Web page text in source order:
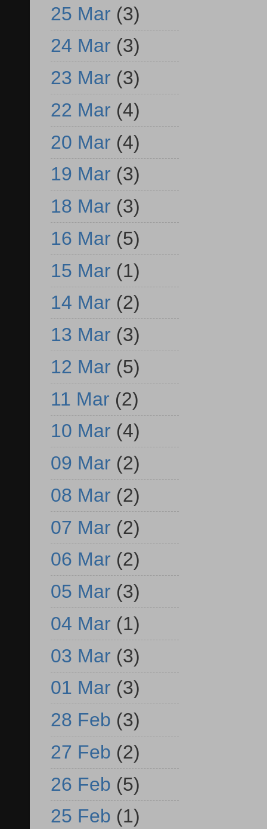
25 Mar (3)
24 Mar (3)
23 Mar (3)
22 Mar (4)
20 Mar (4)
19 Mar (3)
18 Mar (3)
16 Mar (5)
15 Mar (1)
14 Mar (2)
13 Mar (3)
12 Mar (5)
11 Mar (2)
10 Mar (4)
09 Mar (2)
08 Mar (2)
07 Mar (2)
06 Mar (2)
05 Mar (3)
04 Mar (1)
03 Mar (3)
01 Mar (3)
28 Feb (3)
27 Feb (2)
26 Feb (5)
25 Feb (1)